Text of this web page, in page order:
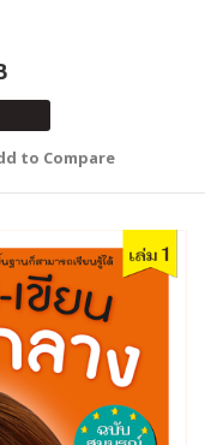
to Compare